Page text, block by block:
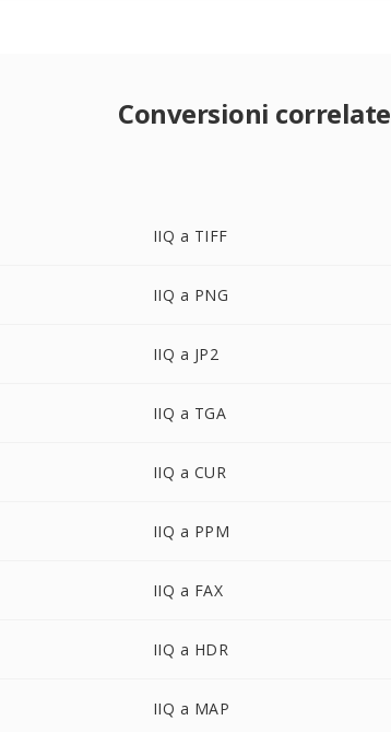
Conversioni correlate
IIQ a TIFF
IIQ a PNG
IIQ a JP2
IIQ a TGA
IIQ a CUR
IIQ a PPM
IIQ a FAX
IIQ a HDR
IIQ a MAP